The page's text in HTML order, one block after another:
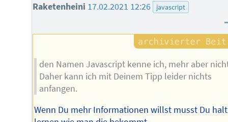
Raketenheini 17.02.2021 12:26 javascript
den Namen Javascript kenne ich, mehr aber
Daher kann ich mit Deinem Tipp leider nichts
anfangen.
Wenn Du mehr Informationen willst musst Du halt